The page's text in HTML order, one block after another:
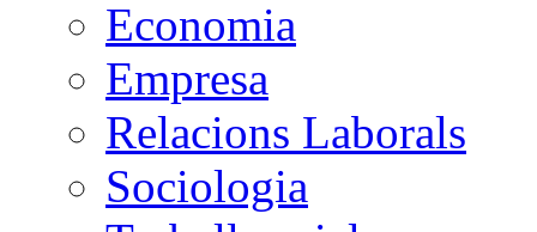
Economia
Empresa
Relacions Laborals
Sociologia